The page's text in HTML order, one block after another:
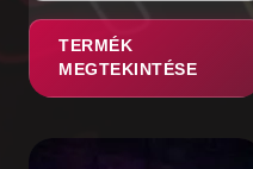
TERMÉK
MEGTEKINTÉSE